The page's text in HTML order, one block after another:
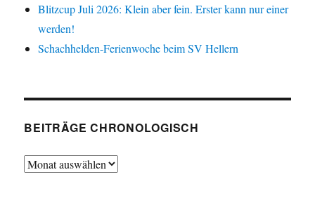
Blitzcup Juli 2026: Klein aber fein. Erster kann nur einer
werden!
Schachhelden-Ferienwoche beim SV Hellern
BEITRÄGE CHRONOLOGISCH
Beiträge